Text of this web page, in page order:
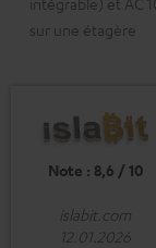
sur une étagère
Note : 8,6 / 10
islabit.com
12.01.2026